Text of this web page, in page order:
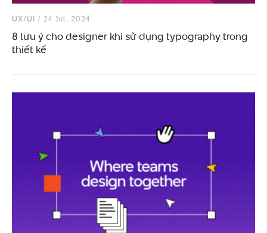
UX/UI / 24 Jul, 2024
8 lưu ý cho designer khi sử dụng typography trong
thiết kế